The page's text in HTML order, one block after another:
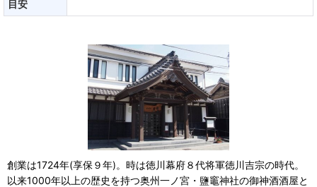
目安
創業は1724年(享保９年)。時は徳川幕府８代将軍徳川吉宗の時代。
以来1000年以上の歴史を持つ奥州一ノ宮・鹽竈神社の御神酒酒屋と